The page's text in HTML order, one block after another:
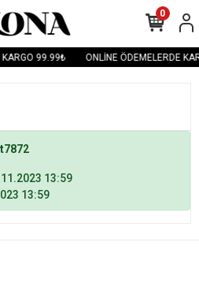
KARGO 99.99₺ ONLİNE ÖDEMELERDE
0
13:59
13:59